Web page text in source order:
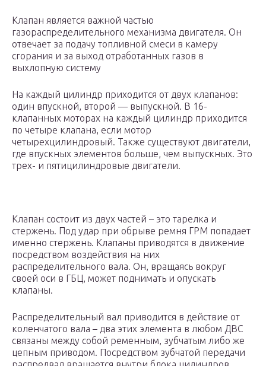
Клапан является важной частью
газораспределительного механизма двигателя. Он
отвечает за подачу топливной смеси в камеру
сгорания и за выход отработанных газов в
выхлопную систему
На каждый цилиндр приходится от двух клапанов:
один впускной, второй — выпускной. В 16-
клапанных моторах на каждый цилиндр приходится
по четыре клапана, если мотор
четырехцилиндровый. Также существуют двигатели,
где впускных элементов больше, чем выпускных. Это
трех- и пятицилиндровые двигатели.
Клапан состоит из двух частей – это тарелка и
стержень. Под удар при обрыве ремня ГРМ попадает
именно стержень. Клапаны приводятся в движение
посредством воздействия на них
распределительного вала. Он, вращаясь вокруг
своей оси в ГБЦ, может поднимать и опускать
клапаны.
Распределительный вал приводится в действие от
коленчатого вала – два этих элемента в любом ДВС
связаны между собой ременным, зубчатым либо же
цепным приводом. Посредством зубчатой передачи